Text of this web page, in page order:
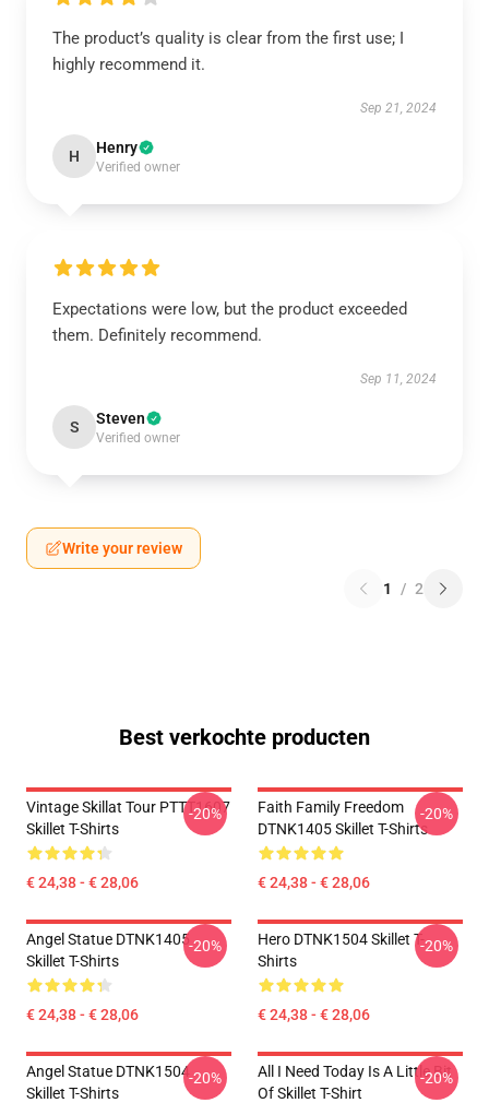
The product’s quality is clear from the first use; I
highly recommend it.
Sep 21, 2024
H Henry
Verified owner
Expectations were low, but the product exceeded
them. Definitely recommend.
Sep 11, 2024
S Steven
Verified owner
Write your review
1 / 2
Best verkochte producten
Vintage Skillat Tour PTTT1607
Skillet T-Shirts
€ 24,38 - € 28,06
-20%
Faith Family Freedom
DTNK1405 Skillet T-Shirts
€ 24,38 - € 28,06
-20%
Angel Statue DTNK1405
Skillet T-Shirts
€ 24,38 - € 28,06
-20%
Hero DTNK1504 Skillet T-
Shirts
€ 24,38 - € 28,06
-20%
Angel Statue DTNK1504
Skillet T-Shirts
-20%
All I Need Today Is A Little Bit
Of Skillet T-Shirt
-20%